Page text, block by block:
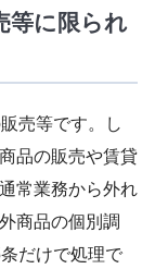
等に限られ
売等です。し
品の販売や賃貸
常業務から外れ
商品の個別調
だけで処理で